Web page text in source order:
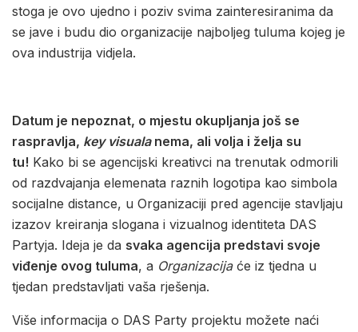
stoga je ovo ujedno i poziv svima zainteresiranima da
se jave i budu dio organizacije najboljeg tuluma kojeg je
ova industrija vidjela.
Datum je nepoznat, o mjestu okupljanja još se
raspravlja, key visuala nema, ali volja i želja su
tu! Kako bi se agencijski kreativci na trenutak odmorili
od razdvajanja elemenata raznih logotipa kao simbola
socijalne distance, u Organizaciji pred agencije stavljaju
izazov kreiranja slogana i vizualnog identiteta DAS
Partyja. Ideja je da svaka agencija predstavi svoje
viđenje ovog tuluma, a Organizacijaće iz tjedna u
tjedan predstavljati vaša rješenja.
Više informacija o DAS Party projektu možete naći